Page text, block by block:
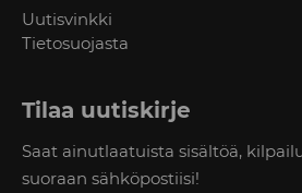
Uutisvinkki
Tietosuojasta
Tilaa uutiskirje
Saat ainutlaatuista sisältöä,
suoraan sähköpostiisi!